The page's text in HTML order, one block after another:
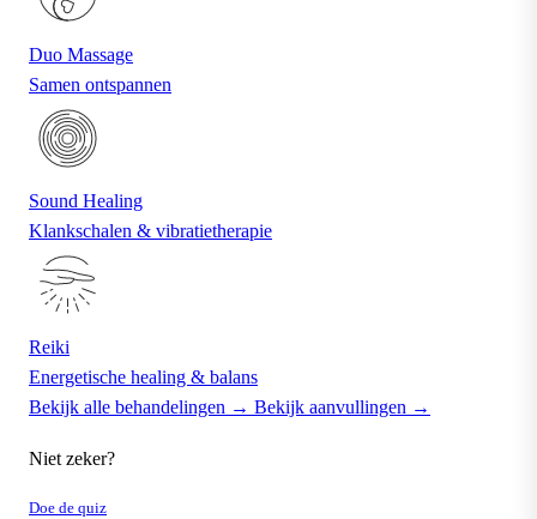
Duo Massage
Samen ontspannen
Sound Healing
Klankschalen & vibratietherapie
Reiki
Energetische healing & balans
Bekijk alle behandelingen → Bekijk aanvullingen →
Niet zeker?
Doe de quiz